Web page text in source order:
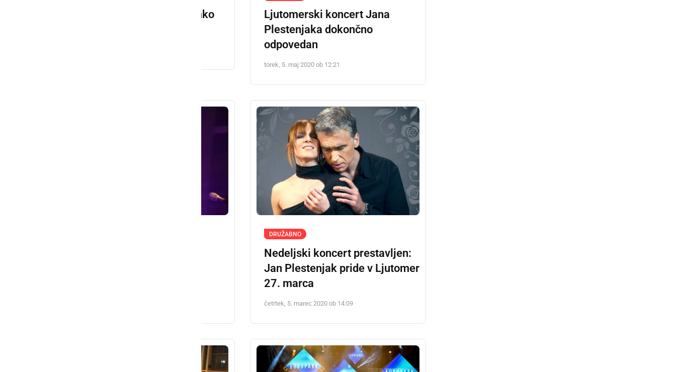
Jan Plestenjak kupil znamko
Ljutomerski koncert Jana
Plestenjaka dokončno
odpovedan
torek, 5. maj 2020 ob 12:21
DRUŽABNO
Nedeljski koncert prestavljen:
Jan Plestenjak pride v Ljutomer
27. marca
četrtek, 5. marec 2020 ob 14:09